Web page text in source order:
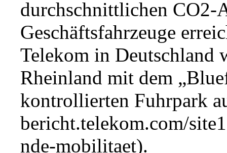
durchschnittlichen CO2-
Geschäftsfahrzeuge
Telekom in Deutschland
Rheinland mit dem
kontrollierten Fuhrpark
.